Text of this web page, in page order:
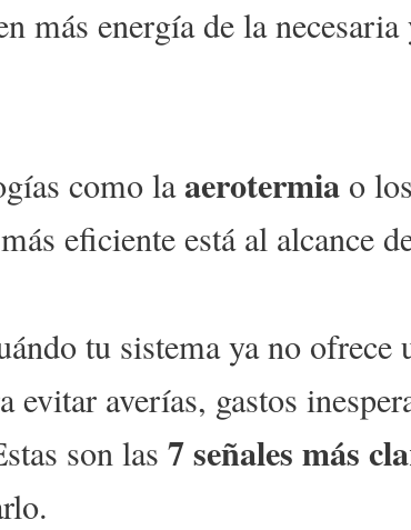
más energía de la
como laaerotermiao los
eficiente está al alcance
tu sistema ya no ofrece
evitar averías, gastos
son las 7 señales más